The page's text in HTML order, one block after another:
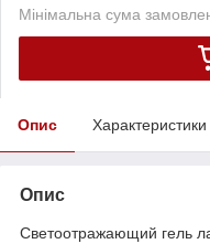
Мінімальна сума
Опис Характеристики
Опис
Светоотражающий гель